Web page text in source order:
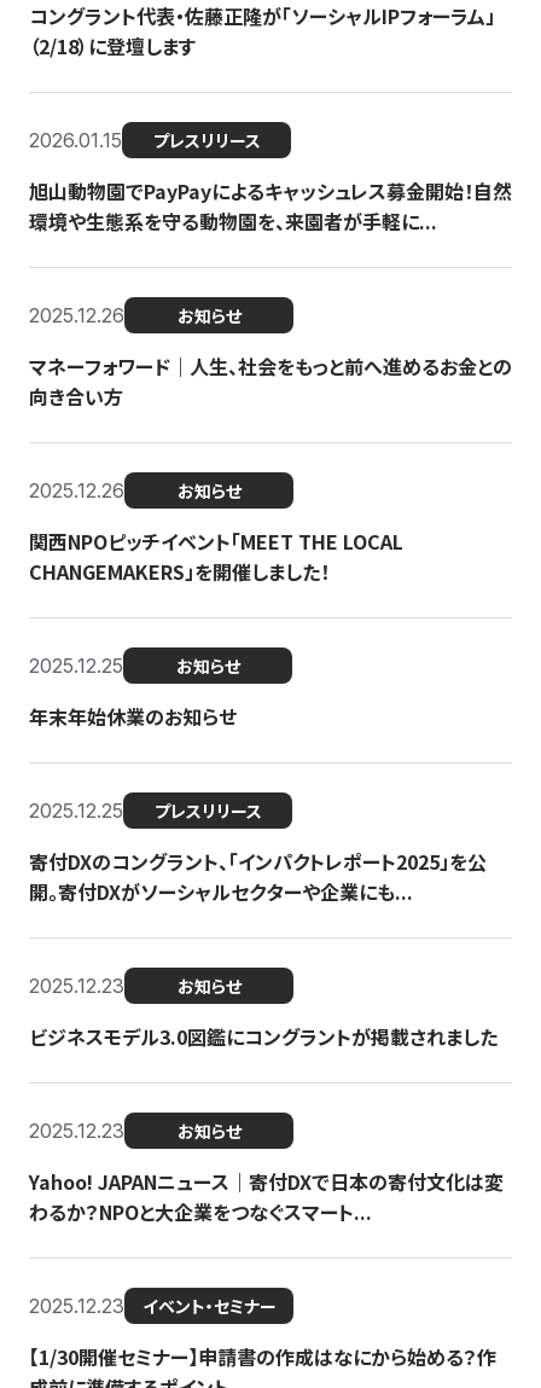
コングラント代表・佐藤正隆が「ソーシャルIPフォーラム」
（2/18）に登壇します
2026.01.15 プレスリリース
旭山動物園でPayPayによるキャッシュレス募金開始！自然
環境や生態系を守る動物園を、来園者が手軽に...
2025.12.26 お知らせ
マネーフォワード｜人生、社会をもっと前へ進めるお金との
向き合い方
2025.12.26 お知らせ
関西NPOピッチイベント「MEET THE LOCAL
CHANGEMAKERS」を開催しました！
2025.12.25 お知らせ
年末年始休業のお知らせ
2025.12.25 プレスリリース
寄付DXのコングラント、「インパクトレポート2025」を公
開。寄付DXがソーシャルセクターや企業にも...
2025.12.23 お知らせ
ビジネスモデル3.0図鑑にコングラントが掲載されました
2025.12.23 お知らせ
Yahoo! JAPANニュース｜寄付DXで日本の寄付文化は変
わるか？NPOと大企業をつなぐスマート...
2025.12.23 イベント・セミナー
【1/30開催セミナー】申請書の作成はなにから始める？作